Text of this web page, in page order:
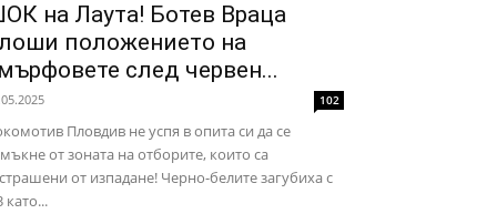
на Лаута! Ботев Враца
положението на
след червен...
102
Пловдив не успя в опита си да се
от зоната на отборите, които са
от изпадане! Черно-белите загубиха с
като...